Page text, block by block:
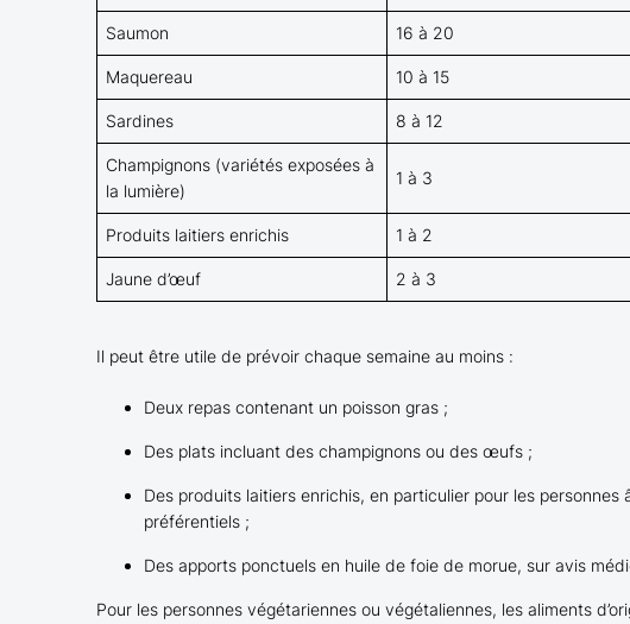
Saumon 16 à 20
Maquereau 10 à 15
Sardines 8 à 12
Champignons (variétés exposées à
la lumière)
1 à 3
Produits laitiers enrichis 1 à 2
Jaune d’œuf 2 à 3
Il peut être utile de prévoir chaque semaine au moins :
Deux repas contenant un poisson gras ;
Des plats incluant des champignons ou des œufs ;
Des produits laitiers enrichis, en particulier pour les personnes
préférentiels ;
Des apports ponctuels en huile de foie de morue, sur avis
Pour les personnes végétariennes ou végétaliennes, les aliments